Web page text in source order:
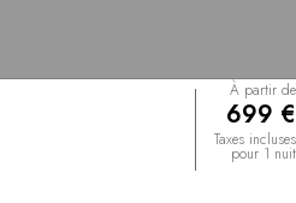
À partir de
699 €
Taxes incluses
pour 1 nuit